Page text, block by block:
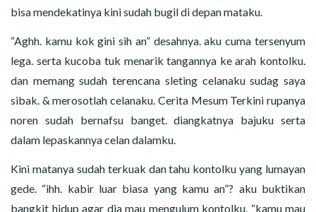
bisa mendekatinya kini sudah bugil di depan mataku.
“Aghh. kamu kok gini sih an” desahnya. aku cuma tersenyum
lega. serta kucoba tuk menarik tangannya ke arah kontolku.
dan memang sudah terencana sleting celanaku sudag saya
sibak. & merosotlah celanaku. Cerita Mesum Terkini rupanya
noren sudah bernafsu banget. diangkatnya bajuku serta
dalam lepaskannya celan dalamku.
Kini matanya sudah terkuak dan tahu kontolku yang lumayan
gede. “ihh. kabir luar biasa yang kamu an”? aku buktikan
bangkit hidup agar dia mau mengulum kontolku. “kamu mau